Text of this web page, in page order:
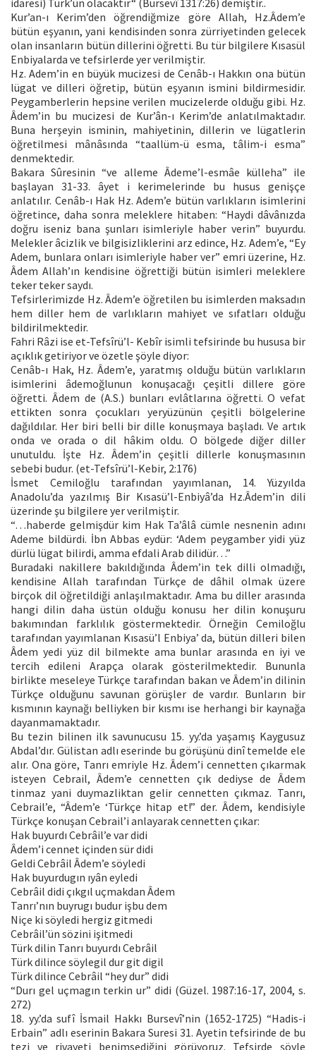
Kur’an-ı Kerim’den öğrendiğmize göre Allah, Hz.Âdem’e
bütün eşyanın, yani kendisinden sonra zürriyetinden gelecek
olan insanların bütün dillerini öğretti. Bu tür bilgilere Kısasül
Enbiyalarda ve tefsirlerde yer verilmiştir.
Hz. Adem’in en büyük mucizesi de Cenâb-ı Hakkın ona bütün
lügat ve dilleri öğretip, bütün eşyanın ismini bildirmesidir.
Peygamberlerin hepsine verilen mucizelerde olduğu gibi. Hz.
Âdem’in bu mucizesi de Kur’ân-ı Kerim’de anlatılmaktadır.
Buna herşeyin isminin, mahiyetinin, dillerin ve lügatlerin
öğretilmesi mânâsında “taallüm-ü esma, tâlim-i esma”
denmektedir.
Bakara Sûresinin “ve alleme Âdeme’l-esmâe külleha” ile
başlayan 31-33. âyet i kerimelerinde bu husus genişçe
anlatılır. Cenâb-ı Hak Hz. Adem’e bütün varlıkların isimlerini
öğretince, daha sonra meleklere hitaben: “Haydi dâvânızda
doğru iseniz bana şunları isimleriyle haber verin” buyurdu.
Melekler âcizlik ve bilgisizliklerini arz edince, Hz. Adem’e, “Ey
Adem, bunlara onları isimleriyle haber ver” emri üzerine, Hz.
Âdem Allah’ın kendisine öğrettiği bütün isimleri meleklere
teker teker saydı.
Tefsirlerimizde Hz. Âdem’e öğretilen bu isimlerden maksadın
hem diller hem de varlıkların mahiyet ve sıfatları olduğu
bildirilmektedir.
Fahri Râzi ise et-Tefsîrü’l- Kebîr isimli tefsirinde bu hususa bir
açıklık getiriyor ve özetle şöyle diyor:
Cenâb-ı Hak, Hz. Âdem’e, yaratmış olduğu bütün varlıkların
isimlerini âdemoğlunun konuşacağı çeşitli dillere göre
öğretti. Âdem de (A.S.) bunları evlâtlarına öğretti. O vefat
ettikten sonra çocukları yeryüzünün çeşitli bölgelerine
dağıldılar. Her biri belli bir dille konuşmaya başladı. Ve artık
onda ve orada o dil hâkim oldu. O bölgede diğer diller
unutuldu. İşte Hz. Âdem’in çeşitli dillerle konuşmasının
sebebi budur. (et-Tefsîrü’l-Kebir, 2:176)
İsmet Cemiloğlu tarafından yayımlanan, 14. Yüzyılda
Anadolu’da yazılmış Bir Kısasü’l-Enbiyâ’da Hz.Âdem’in dili
üzerinde şu bilgilere yer verilmiştir.
“…haberde gelmişdür kim Hak Ta’âlâ cümle nesnenin adını
Ademe bildürdi. İbn Abbas eydür: ‘Adem peygamber yidi yüz
dürlü lügat bilirdi, amma efdali Arab dilidür…”
Buradaki nakillere bakıldığında Âdem’in tek dilli olmadığı,
kendisine Allah tarafından Türkçe de dâhil olmak üzere
birçok dil öğretildiği anlaşılmaktadır. Ama bu diller arasında
hangi dilin daha üstün olduğu konusu her dilin konuşuru
bakımından farklılık göstermektedir. Örneğin Cemiloğlu
tarafından yayımlanan Kısasü’l Enbiya’ da, bütün dilleri bilen
Âdem yedi yüz dil bilmekte ama bunlar arasında en iyi ve
tercih edileni Arapça olarak gösterilmektedir. Bununla
birlikte meseleye Türkçe tarafından bakan ve Âdem’in dilinin
Türkçe olduğunu savunan görüşler de vardır. Bunların bir
kısmının kaynağı belliyken bir kısmı ise herhangi bir kaynağa
dayanmamaktadır.
Bu tezin bilinen ilk savunucusu 15. yy.’da yaşamış Kaygusuz
Abdal’dır. Gülistan adlı eserinde bu görüşünü dinî temelde ele
alır. Ona göre, Tanrı emriyle Hz. Âdem’i cennetten çıkarmak
isteyen Cebrail, Âdem’e cennetten çık dediyse de Âdem
tinmaz yani duymazliktan gelir cennetten çıkmaz. Tanrı,
Cebrail’e, “Âdem’e ‘Türkçe hitap et!” der. Âdem, kendisiyle
Türkçe konuşan Cebrail’i anlayarak cennetten çıkar:
Hak buyurdı Cebrâil’e var didi
Âdem’i cennet içinden sür didi
Geldi Cebrâil Âdem’e söyledi
Hak buyurdugın ıyân eyledi
Cebrâil didi çıkgıl uçmakdan Âdem
Tanrı’nın buyrugı budur işbu dem
Niçe ki söyledi hergiz gitmedi
Cebrâil’ün sözini işitmedi
Türk dilin Tanrı buyurdı Cebrâil
Türk dilince söylegil dur git digil
Türk dilince Cebrâil “hey dur” didi
“Durı gel uçmagın terkin ur” didi (Güzel. 1987:16-17, 2004, s.
272)
18. yy.’da sufî İsmail Hakkı Bursevî’nin (1652-1725) “Hadis-i
Erbain” adlı eserinin Bakara Suresi 31. Ayetin tefsirinde de bu
tezi ve rivayeti benimsediğini görüyoruz. Tefsirde şöyle